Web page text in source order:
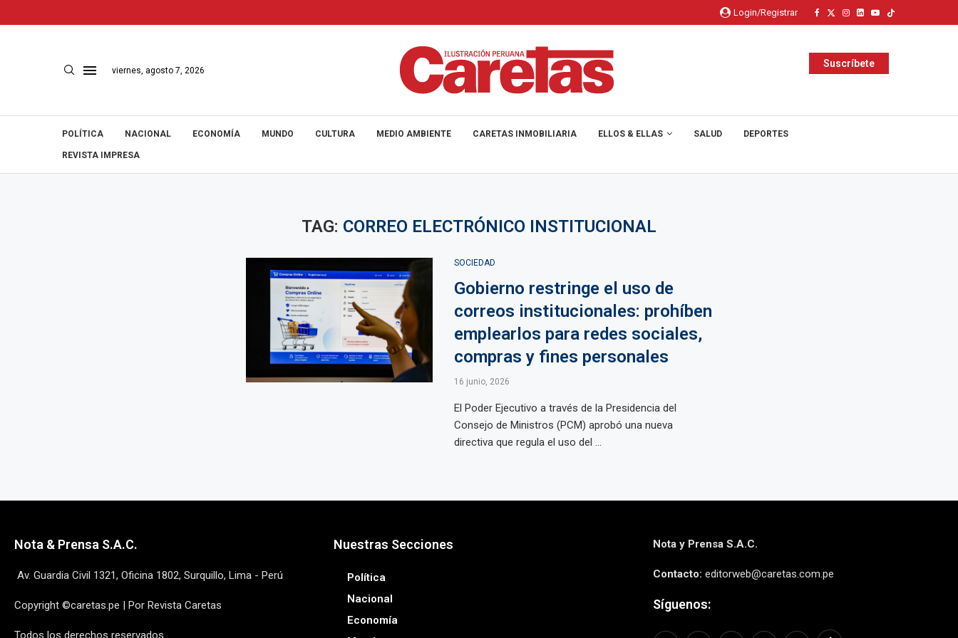
Login/Registrar
viernes, agosto 7, 2026
Suscríbete
POLÍTICA NACIONAL ECONOMÍA MUNDO CULTURA MEDIO AMBIENTE CARETAS INMOBILIARIA ELLOS & ELLAS SALUD DEPORTES
REVISTA IMPRESA
TAG: CORREO ELECTRÓNICO INSTITUCIONAL
SOCIEDAD
Gobierno restringe el uso de
correos institucionales: prohíben
emplearlos para redes sociales,
compras y fines personales
16 junio, 2026
El Poder Ejecutivo a través de la Presidencia del
Consejo de Ministros (PCM) aprobó una nueva
directiva que regula el uso del ...
Nota & Prensa S.A.C.
Av. Guardia Civil 1321, Oficina 1802, Surquillo, Lima - Perú
Copyright ©caretas.pe | Por Revista Caretas
Todos los derechos reservados
Nuestras Secciones
Política
Nacional
Economía
Nota y Prensa S.A.C.
Contacto: editorweb@caretas.com.pe
Síguenos: